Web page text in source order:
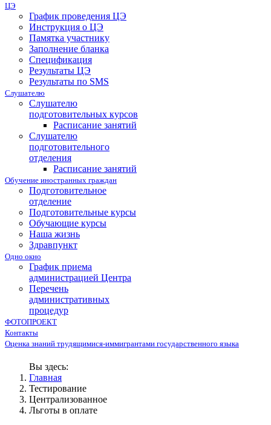
ЦЭ
График проведения ЦЭ
Инструкция о ЦЭ
Памятка участнику
Заполнение бланка
Спецификация
Результаты ЦЭ
Результаты по SMS
Слушателю
Слушателю
подготовительных курсов
Расписание занятий
Слушателю
подготовительного
отделения
Расписание занятий
Обучение иностранных граждан
Подготовительное
отделение
Подготовительные курсы
Обучающие курсы
Наша жизнь
Здравпункт
Одно окно
График приема
администрацией Центра
Перечень
административных
процедур
ФОТОПРОЕКТ
Контакты
Оценка знаний трудящимися-иммигрантами государственного языка
Вы здесь:
Главная
Тестирование
Централизованное
Льготы в оплате